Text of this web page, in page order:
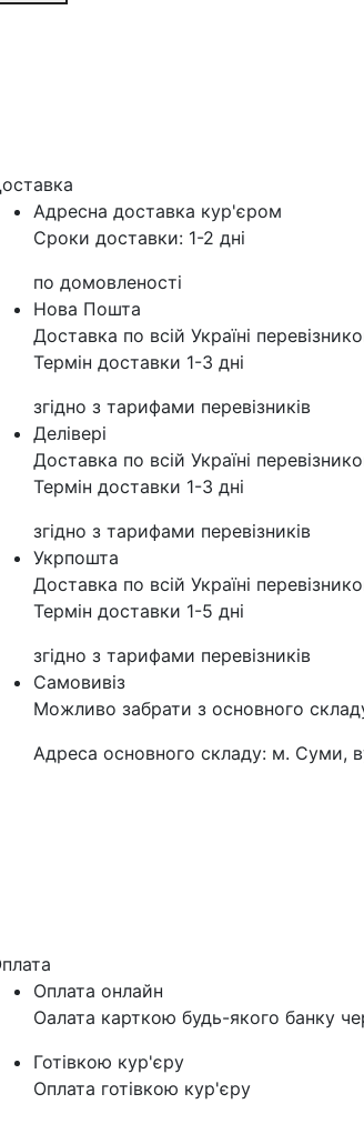
Адресна доставка кур'‎єром
Сроки доставки: 1-2 дні
по домовленості
Нова Пошта
Доставка по всій Україні
Термін доставки 1-3 дні
згідно з тарифами перевізників
Делівері
Доставка по всій Україні
Термін доставки 1-3 дні
згідно з тарифами перевізників
Укрпошта
Доставка по всій Україні
Термін доставки 1-5 дні
згідно з тарифами перевізників
Самовивіз
Можливо забрати з основного
Адреса основного складу: м. Суми,
Оплата онлайн
Оалата карткою будь-якого банку
Готівкою кур'єру
Оплата готівкою кур'єру